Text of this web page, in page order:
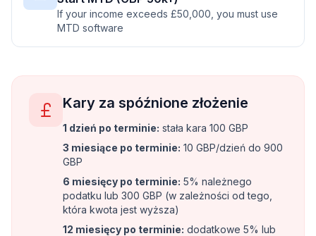
If your income exceeds £50,000, you must use
MTD software
Kary za spóźnione złożenie
1 dzień po terminie: stała kara 100 GBP
3 miesiące po terminie: 10 GBP/dzień do 900
GBP
6 miesięcy po terminie: 5% należnego
podatku lub 300 GBP (w zależności od tego,
która kwota jest wyższa)
12 miesięcy po terminie: dodatkowe 5% lub